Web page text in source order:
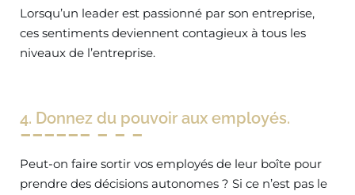
Lorsqu’un leader est passionné par son entreprise,
ces sentiments deviennent contagieux à tous les
niveaux de l’entreprise.
4. Donnez du pouvoir aux employés.
Peut-on faire sortir vos employés de leur boîte pour
prendre des décisions autonomes ? Si ce n’est pas le